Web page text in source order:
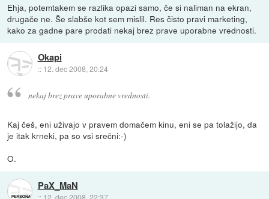
Ehja, potemtakem se razlika opazi samo, če si naliman na ekran,
drugače ne. Še slabše kot sem mislil. Res čisto pravi marketing,
kako za gadne pare prodati nekaj brez prave uporabne vrednosti.
Okapi
:: 12. dec 2008, 20:24
nekaj brez prave uporabne vrednosti.
Kaj češ, eni uživajo v pravem domačem kinu, eni se pa tolažijo, da
je itak krneki, pa so vsi srečni:-)
O.
PaX_MaN
:: 12. dec 2008, 22:37